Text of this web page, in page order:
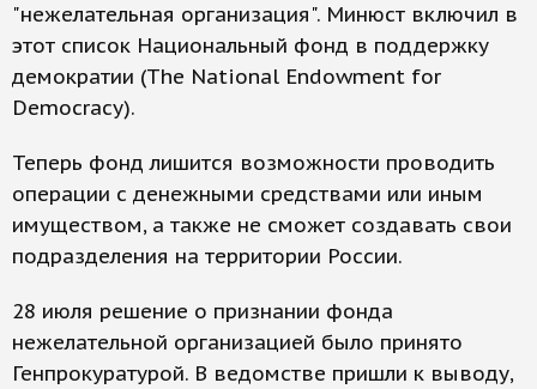
"нежелательная организация". Минюст включил в
этот список Национальный фонд в поддержку
демократии (The National Endowment for
Democracy).
Теперь фонд лишится возможности проводить
операции с денежными средствами или иным
имуществом, а также не сможет создавать свои
подразделения на территории России.
28 июля решение о признании фонда
нежелательной организацией было принято
Генпрокуратурой. В ведомстве пришли к выводу,